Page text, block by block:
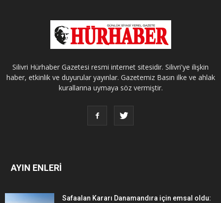
Silivri Hürhaber Gazetesi resmi internet sitesidir. Silivri'ye ilişkin
haber, etkinlik ve duyurular yayınlar. Gazetemiz Basın ilke ve ahlak
kurallarına uymaya söz vermiştir.
AYIN ENLERİ
Safaalan Kararı Danamandıra için emsal oldu: